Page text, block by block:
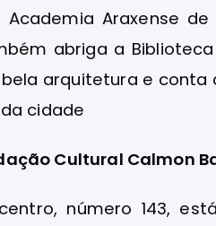
Araxense
abriga a Biblioteca
arquitetura e
cidade
Cultural Calmon
número 143,